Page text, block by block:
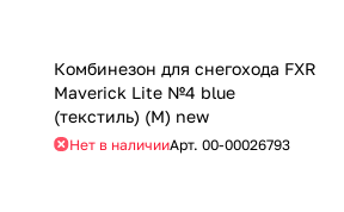
Комбинезон для снегохода FXR
Maverick Lite №4 blue
(текстиль) (M) new
Нет в наличииАрт. 00-00026793